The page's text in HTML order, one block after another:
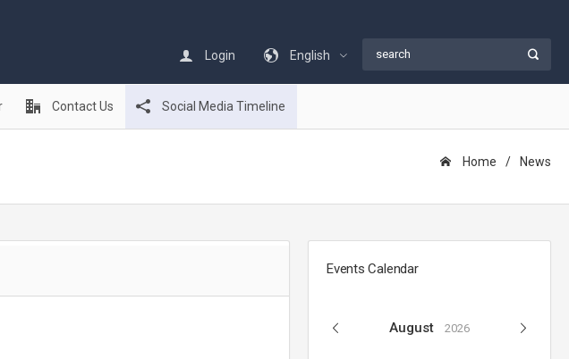
Login English
Contact Us Social Media Timeline
Home Νews
Events Calendar
August 2026